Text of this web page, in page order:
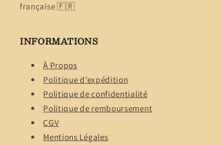
française 🇫🇷
INFORMATIONS
À Propos
Politique d’expédition
Politique de confidentialité
Politique de remboursement
CGV
Mentions Légales